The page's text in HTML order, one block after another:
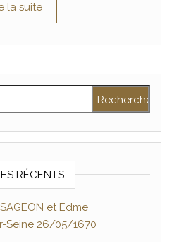
la suite
RÉCENTS
et Edme
Seine 26/05/1670